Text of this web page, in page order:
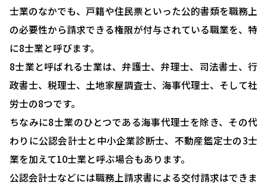
HOME
選ばれる理由
士業のなかでも、戸籍や住民票といった公的書類を職務上
の必要性から請求できる権限が付与されている職業を、特
に8士業と呼びます。
8士業と呼ばれる士業は、弁護士、弁理士、司法書士、行
政書士、税理士、土地家屋調査士、海事代理士、そして社
労士の8つです。
ちなみに8士業のひとつである海事代理士を除き、その代
わりに公認会計士と中小企業診断士、不動産鑑定士の3士
業を加えて10士業と呼ぶ場合もあります。
公認会計士などには職務上請求書による交付請求はできま